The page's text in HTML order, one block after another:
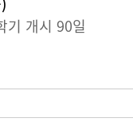
기 개시 90일